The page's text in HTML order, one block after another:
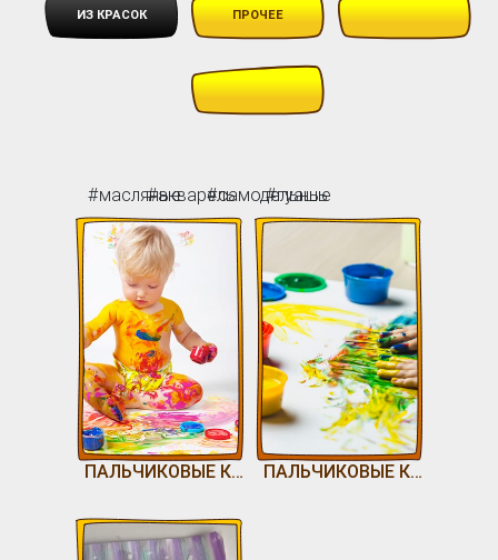
ИЗ КРАСОК ПРОЧЕЕ
#масляные#акварель#самодельные
#гуашь
ПАЛЬЧИКОВЫЕ КРАСКИ ПАЛЬЧИКОВЫЕ КРАСКИ БЫСТРО И ПРОСТО🎨🎨🎨